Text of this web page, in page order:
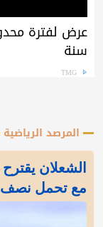
سنة
TMG
المرصد الرياضية
الشعلان
مع تحمل نصف